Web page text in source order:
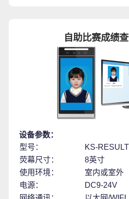
自助比赛成绩
设备参数：
型号：
KS-
荧幕尺寸：
8英寸
使用环境：
室内或室外
电源：
DC9-24V